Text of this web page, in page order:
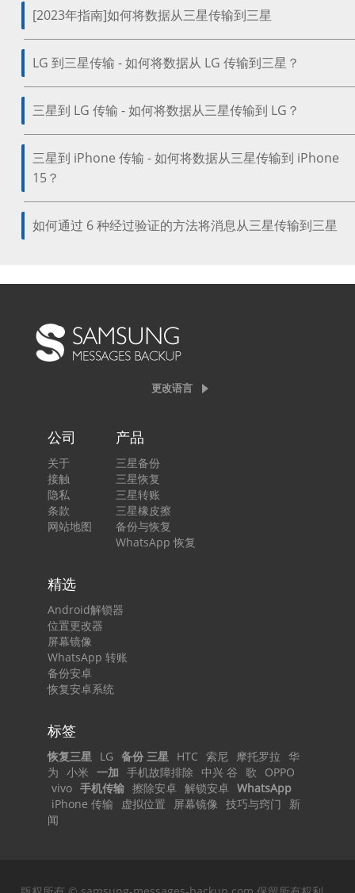
[2023年指南]如何将数据从三星传输到三星
LG 到三星传输 - 如何将数据从 LG 传输到三星？
三星到 LG 传输 - 如何将数据从三星传输到 LG？
三星到 iPhone 传输 - 如何将数据从三星传输到 iPhone
15？
如何通过 6 种经过验证的方法将消息从三星传输到三星
更改语言
公司
关于
接触
隐私
条款
网站地图
产品
三星备份
三星恢复
三星转账
三星橡皮擦
备份与恢复
WhatsApp 恢复
精选
Android解锁器
位置更改器
屏幕镜像
WhatsApp 转账
备份安卓
恢复安卓系统
标签
恢复三星 LG 备份 三星 HTC 索尼 摩托罗拉 华
为 小米 一加 手机故障排除 中兴 谷 歌
OPPO
vivo 手机传输 擦除安卓 解锁安卓 WhatsApp
iPhone 传输
虚拟位置 屏幕镜像 技巧与窍门
新
闻